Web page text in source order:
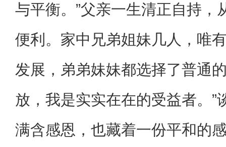
与平衡。”父亲一生清正自持，
便利。家中兄弟姐妹几人，唯
发展，弟弟妹妹都选择了普通
放，我是实实在在的受益者。”
满含感恩，也藏着一份平和的